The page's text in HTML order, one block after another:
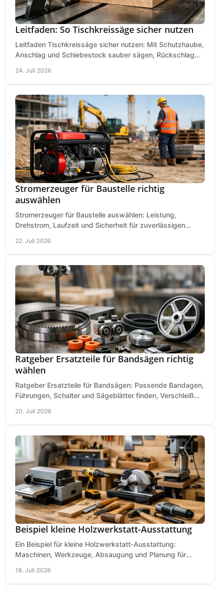
Leitfaden: So Tischkreissäge sicher nutzen
Leitfaden Tischkreissäge sicher nutzen: Mit Schutzhaube,
Anschlag und Schiebestock sauber sägen, Rückschlag
24. Juli 2026
Stromerzeuger für Baustelle richtig
auswählen
Stromerzeuger für Baustelle auswählen: Leistung,
Drehstrom, Laufzeit und Sicherheit für zuverlässigen
22. Juli 2026
Ratgeber Ersatzteile für Bandsägen richtig
wählen
Ratgeber Ersatzteile für Bandsägen: Passende Bandagen,
Führungen, Schalter und Sägeblätter finden, Verschleiß
20. Juli 2026
Beispiel kleine Holzwerkstatt-Ausstattung
Ein Beispiel für kleine Holzwerkstatt-Ausstattung:
Maschinen, Werkzeuge, Absaugung und Planung für
18. Juli 2026